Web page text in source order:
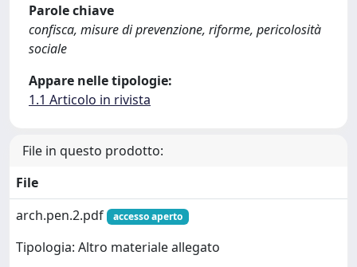
Parole chiave
confisca, misure di prevenzione, riforme, pericolosità
sociale
Appare nelle tipologie:
1.1 Articolo in rivista
File in questo prodotto:
File
arch.pen.2.pdf
accesso aperto
Tipologia: Altro materiale allegato